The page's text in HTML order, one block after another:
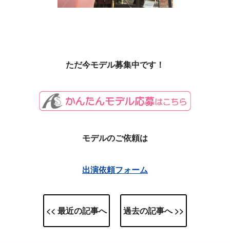
ただ今モデル募集中です！
モデルのご依頼は
出演依頼フォーム
<< 最近の記事へ 過去の記事へ >>